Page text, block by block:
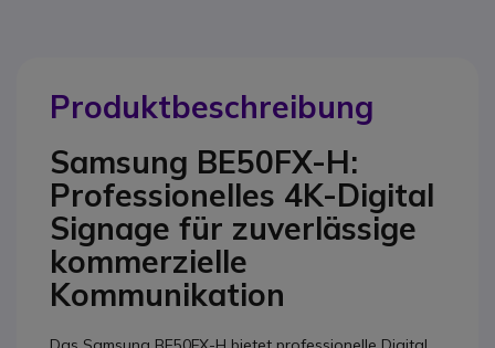
Produktbeschreibung
Samsung BE50FX-H:
Professionelles 4K-Digital
Signage für zuverlässige
kommerzielle
Kommunikation